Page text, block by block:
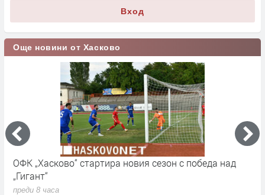
Вход
Още новини от Хасково
ОФК „Хасково“ стартира новия сезон с победа над
„Гигант“
преди 8 часа